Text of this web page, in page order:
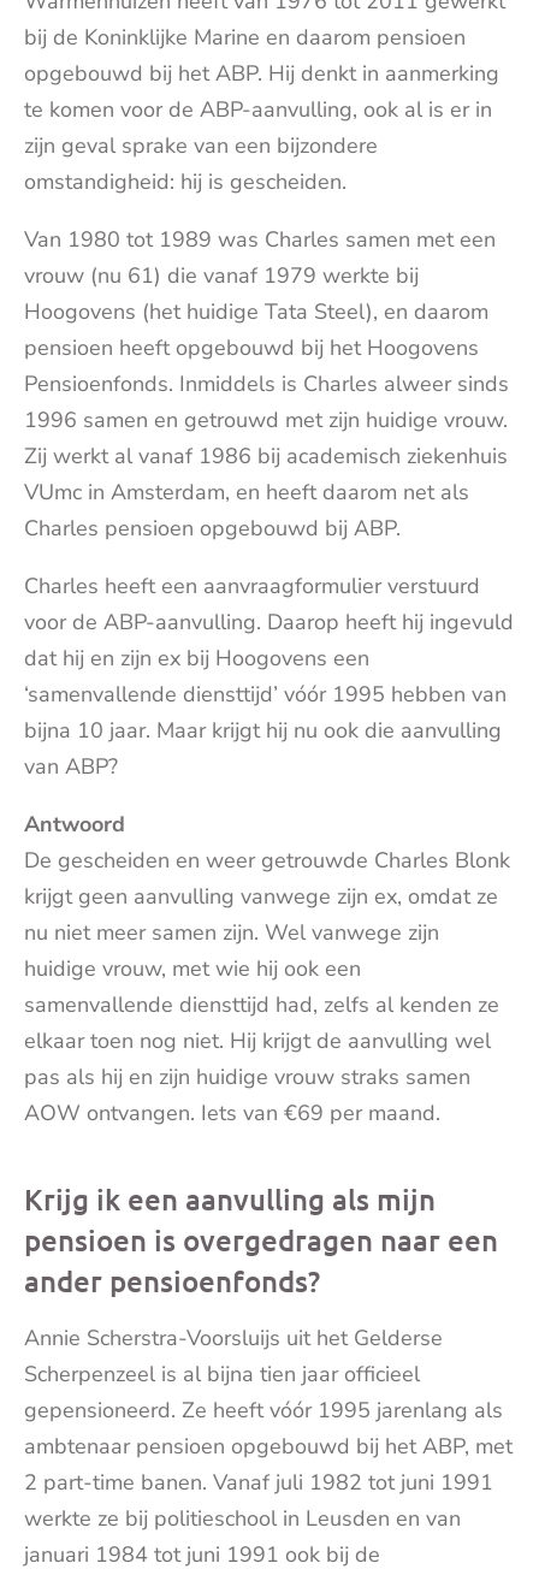
bij de Koninklijke Marine en daarom pensioen
opgebouwd bij het ABP. Hij denkt in aanmerking
te komen voor de ABP-aanvulling, ook al is er in
zijn geval sprake van een bijzondere
omstandigheid: hij is gescheiden.
Van 1980 tot 1989 was Charles samen met een
vrouw (nu 61) die vanaf 1979 werkte bij
Hoogovens (het huidige Tata Steel), en daarom
pensioen heeft opgebouwd bij het Hoogovens
Pensioenfonds. Inmiddels is Charles alweer sinds
1996 samen en getrouwd met zijn huidige vrouw.
Zij werkt al vanaf 1986 bij academisch ziekenhuis
VUmc in Amsterdam, en heeft daarom net als
Charles pensioen opgebouwd bij ABP.
Charles heeft een aanvraagformulier verstuurd
voor de ABP-aanvulling. Daarop heeft hij ingevuld
dat hij en zijn ex bij Hoogovens een
‘samenvallende diensttijd’ vóór 1995 hebben van
bijna 10 jaar. Maar krijgt hij nu ook die aanvulling
van ABP?
Antwoord
De gescheiden en weer getrouwde Charles Blonk
krijgt geen aanvulling vanwege zijn ex, omdat ze
nu niet meer samen zijn. Wel vanwege zijn
huidige vrouw, met wie hij ook een
samenvallende diensttijd had, zelfs al kenden ze
elkaar toen nog niet. Hij krijgt de aanvulling wel
pas als hij en zijn huidige vrouw straks samen
AOW ontvangen. Iets van €69 per maand.
Krijg ik een aanvulling als mijn
pensioen is overgedragen naar een
ander pensioenfonds?
Annie Scherstra-Voorsluijs uit het Gelderse
Scherpenzeel is al bijna tien jaar officieel
gepensioneerd. Ze heeft vóór 1995 jarenlang als
ambtenaar pensioen opgebouwd bij het ABP, met
2 part-time banen. Vanaf juli 1982 tot juni 1991
werkte ze bij politieschool in Leusden en van
januari 1984 tot juni 1991 ook bij de